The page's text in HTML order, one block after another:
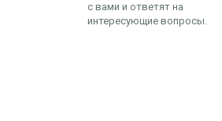
с вами и ответят на
интересующие вопросы.